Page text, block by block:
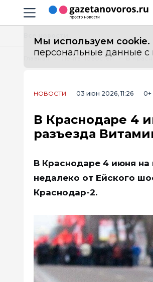
Навигация сайта
Мы используем cookie.
персональные данные с
Главная Лента новостей В Краснодаре 4 июня перекроют
НОВОСТИ 03 июн 2026, 11:26 0+
В Краснодаре 4
разъезда
В Краснодаре 4 июня
недалеко от Ейского
Краснодар-2.